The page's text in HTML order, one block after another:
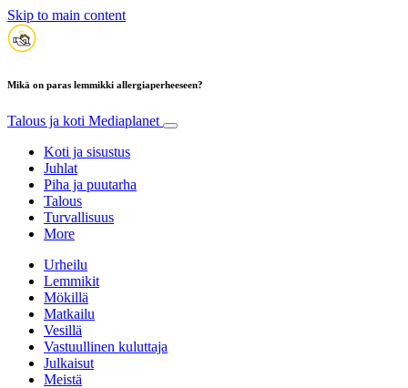
Skip to main content
Mikä on paras lemmikki allergiaperheeseen?
Talous ja koti Mediaplanet
Koti ja sisustus
Juhlat
Piha ja puutarha
Talous
Turvallisuus
More
Urheilu
Lemmikit
Mökillä
Matkailu
Vesillä
Vastuullinen kuluttaja
Julkaisut
Meistä